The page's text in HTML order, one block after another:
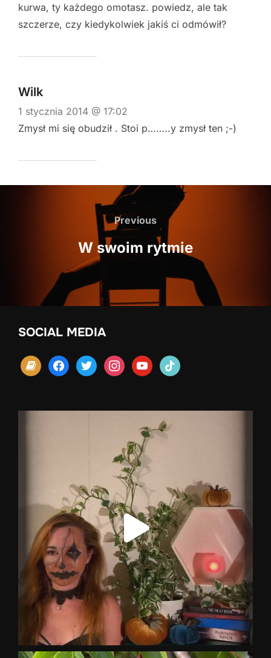
kurwa, ty każdego omotasz. powiedz, ale tak
szczerze, czy kiedykolwiek jakiś ci odmówił?
Wilk
1 stycznia 2014 @ 17:02
Zmysł mi się obudził . Stoi p……..y zmysł ten ;-)
Previous
Previous
W swoim rytmie
SOCIAL MEDIA
book facebooktwitter instagramyoutubetiktok